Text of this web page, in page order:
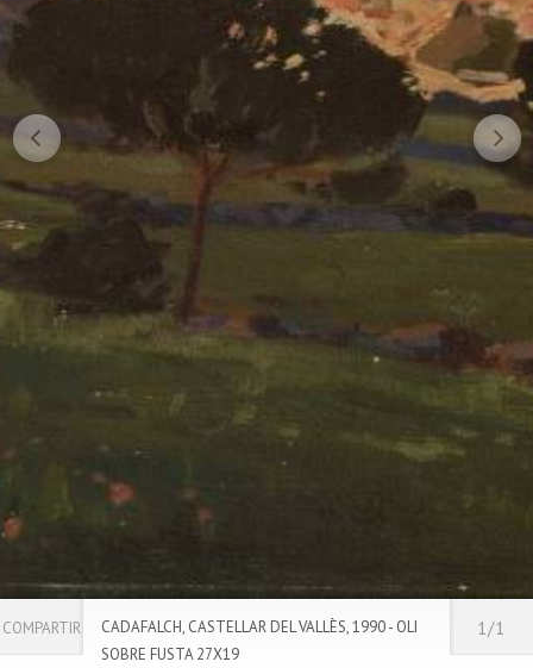
COMPARTIR 1/1
CADAFALCH, CASTELLAR DEL VALLÈS, 1990 - OLI
SOBRE FUSTA 27X19